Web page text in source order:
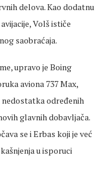
delova. Kao dodatnu
Volš ističe
saobraćaja.
upravo je Boing
aviona 737 Max,
određenih
glavnih dobavljača.
se i Erbas koji je već
u isporuci